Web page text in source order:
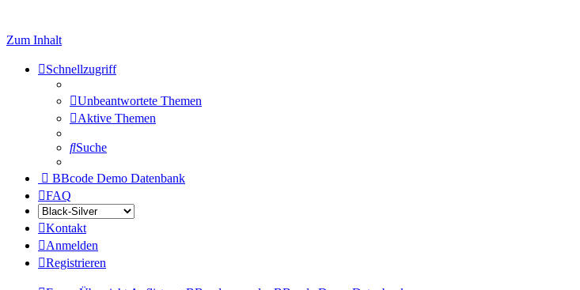
Zum Inhalt
Schnellzugriff
Unbeantwortete Themen
Aktive Themen
Suche
BBcode Demo Datenbank
FAQ
Kontakt
Anmelden
Registrieren